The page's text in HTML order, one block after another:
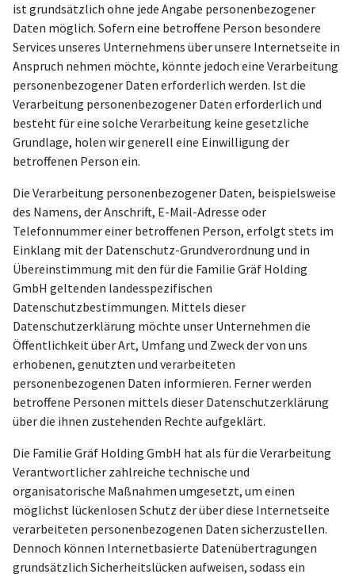
ist grundsätzlich ohne jede Angabe personenbezogener
Daten möglich. Sofern eine betroffene Person besondere
Services unseres Unternehmens über unsere Internetseite in
Anspruch nehmen möchte, könnte jedoch eine Verarbeitung
personenbezogener Daten erforderlich werden. Ist die
Verarbeitung personenbezogener Daten erforderlich und
besteht für eine solche Verarbeitung keine gesetzliche
Grundlage, holen wir generell eine Einwilligung der
betroffenen Person ein.
Die Verarbeitung personenbezogener Daten, beispielsweise
des Namens, der Anschrift, E-Mail-Adresse oder
Telefonnummer einer betroffenen Person, erfolgt stets im
Einklang mit der Datenschutz-Grundverordnung und in
Übereinstimmung mit den für die Familie Gräf Holding
GmbH geltenden landesspezifischen
Datenschutzbestimmungen. Mittels dieser
Datenschutzerklärung möchte unser Unternehmen die
Öffentlichkeit über Art, Umfang und Zweck der von uns
erhobenen, genutzten und verarbeiteten
personenbezogenen Daten informieren. Ferner werden
betroffene Personen mittels dieser Datenschutzerklärung
über die ihnen zustehenden Rechte aufgeklärt.
Die Familie Gräf Holding GmbH hat als für die Verarbeitung
Verantwortlicher zahlreiche technische und
organisatorische Maßnahmen umgesetzt, um einen
möglichst lückenlosen Schutz der über diese Internetseite
verarbeiteten personenbezogenen Daten sicherzustellen.
Dennoch können Internetbasierte Datenübertragungen
grundsätzlich Sicherheitslücken aufweisen, sodass ein